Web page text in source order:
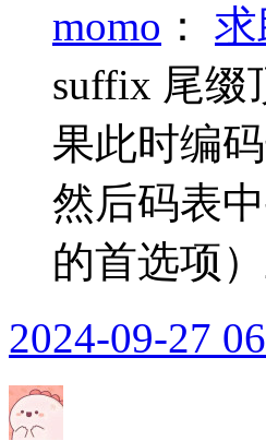
momo ：
suffix 尾缀
果此时编
然后码表
的首选项
2024-09-27